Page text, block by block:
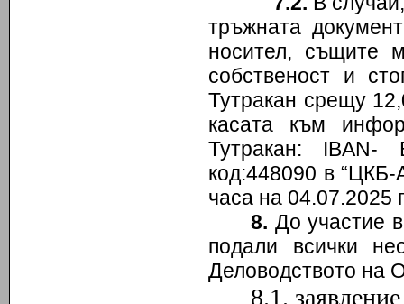
тръжната
носител, същите
собственост и
Тутракан срещу
касата към
Тутракан: IBAN-
код:448090 в “ЦКБ-
часа на 04.07.2025
8. До участие
подали всички
Деловодството на
8.1.